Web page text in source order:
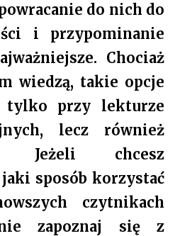
do nich do
i przypominanie
Chociaż
wiedzą, takie opcje
tylko przy lekturze
lecz również
Jeżeli chcesz
sposób korzystać
czytnikach
zapoznaj się z